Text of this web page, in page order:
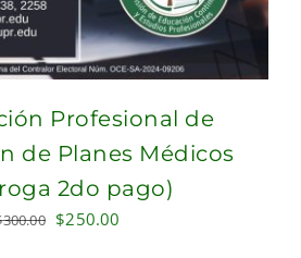
Profesional de
de Planes Médicos
2do pago)
300.00 Original
$250.00